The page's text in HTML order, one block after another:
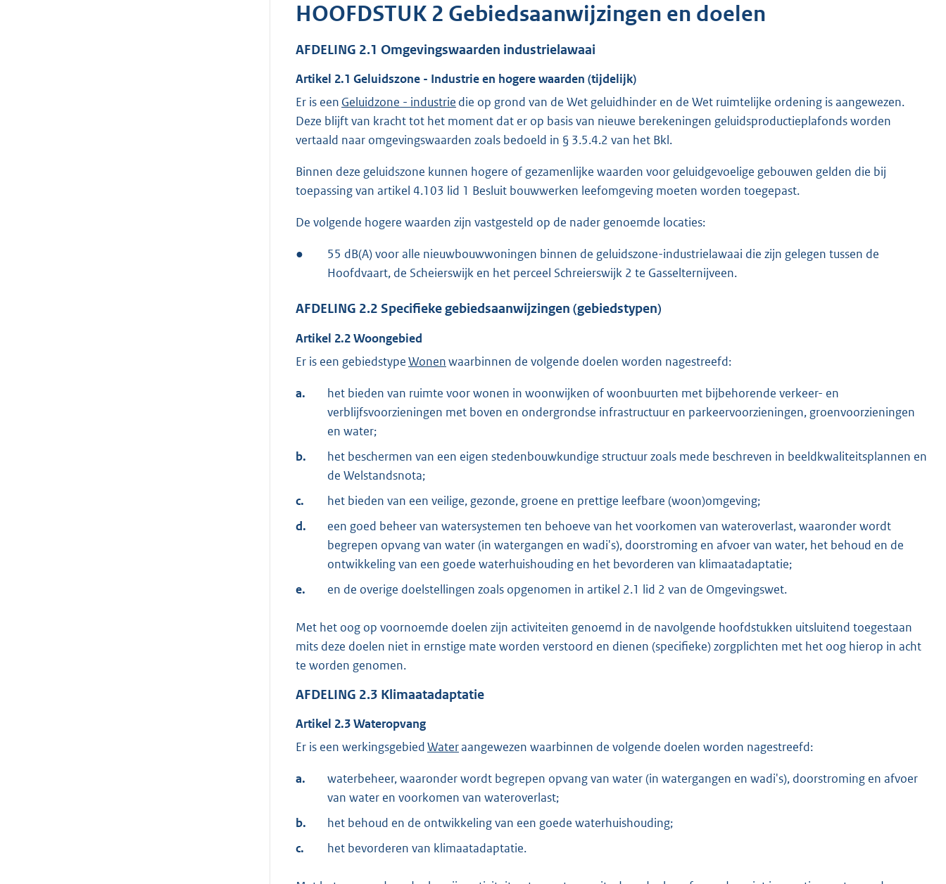
HOOFDSTUK 2 Gebiedsaanwijzingen en doelen
AFDELING 2.1 Omgevingswaarden industrielawaai
Artikel 2.1 Geluidszone - Industrie en hogere waarden (tijdelijk)
Er is een Geluidzone - industrie die op grond van de Wet geluidhinder en de Wet ruimtelijke ordening is aangewezen.
Deze blijft van kracht tot het moment dat er op basis van nieuwe berekeningen geluidsproductieplafonds worden
vertaald naar omgevingswaarden zoals bedoeld in § 3.5.4.2 van het Bkl.
Binnen deze geluidszone kunnen hogere of gezamenlijke waarden voor geluidgevoelige gebouwen gelden die bij
toepassing van artikel 4.103 lid 1 Besluit bouwwerken leefomgeving moeten worden toegepast.
De volgende hogere waarden zijn vastgesteld op de nader genoemde locaties:
●
55 dB(A) voor alle nieuwbouwwoningen binnen de geluidszone-industrielawaai die zijn gelegen tussen de
Hoofdvaart, de Scheierswijk en het perceel Schreierswijk 2 te Gasselternijveen.
AFDELING 2.2 Specifieke gebiedsaanwijzingen (gebiedstypen)
Artikel 2.2Woongebied
Er is een gebiedstypeWonenwaarbinnen de volgende doelen worden nagestreefd:
a.
het bieden van ruimte voor wonen in woonwijken of woonbuurten met bijbehorende verkeer- en
verblijfsvoorzieningen met boven en ondergrondse infrastructuur en parkeervoorzieningen, groenvoorzieningen
en water;
b.
het beschermen van een eigen stedenbouwkundige structuur zoals mede beschreven in beeldkwaliteitsplannen en
de Welstandsnota;
c.
het bieden van een veilige, gezonde, groene en prettige leefbare (woon)omgeving;
d.
een goed beheer van watersystemen ten behoeve van het voorkomen van wateroverlast, waaronder wordt
begrepen opvang van water (in watergangen en wadi's), doorstroming en afvoer van water, het behoud en de
ontwikkeling van een goede waterhuishouding en het bevorderen van klimaatadaptatie;
e.
en de overige doelstellingen zoals opgenomen in artikel 2.1 lid 2 van de Omgevingswet.
Met het oog op voornoemde doelen zijn activiteiten genoemd in de navolgende hoofdstukken uitsluitend toegestaan
mits deze doelen niet in ernstige mate worden verstoord en dienen (specifieke) zorgplichten met het oog hierop in acht
te worden genomen.
AFDELING 2.3 Klimaatadaptatie
Artikel 2.3Wateropvang
Er is een werkingsgebiedWateraangewezen waarbinnen de volgende doelen worden nagestreefd:
a.
waterbeheer, waaronder wordt begrepen opvang van water (in watergangen en wadi's), doorstroming en afvoer
van water en voorkomen van wateroverlast;
b.
het behoud en de ontwikkeling van een goede waterhuishouding;
c.
het bevorderen van klimaatadaptatie.